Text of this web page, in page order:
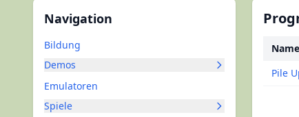
Navigation
Bildung
Demos
Emulatoren
Spiele
Name
Pile